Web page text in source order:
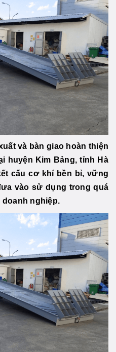
và bàn giao hoàn thiện
huyện Kim Bảng, tỉnh Hà
cấu cơ khí bền bỉ, vững
vào sử dụng trong quá
doanh nghiệp.